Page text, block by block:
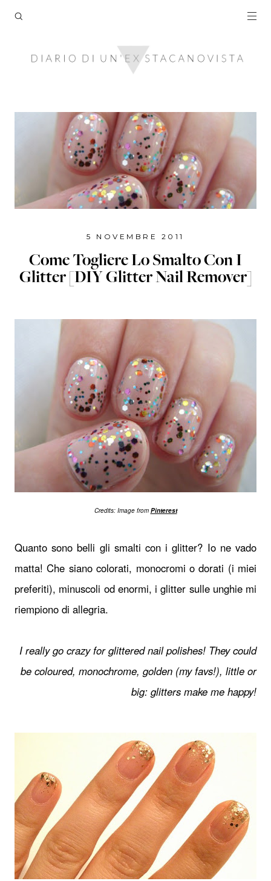
5 NOVEMBRE 2011
Come Togliere Lo Smalto Con I
Glitter [DIY Glitter Nail Remover]
Credits: Image from Pinterest
Quanto sono belli gli smalti con i glitter? Io ne vado
matta! Che siano colorati, monocromi o dorati (i miei
preferiti), minuscoli od enormi, i glitter sulle unghie mi
riempiono di allegria.
I really go crazy for glittered nail polishes! They could
be coloured, monochrome, golden (my favs!), little or
big: glitters make me happy!